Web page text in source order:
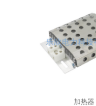
加热器